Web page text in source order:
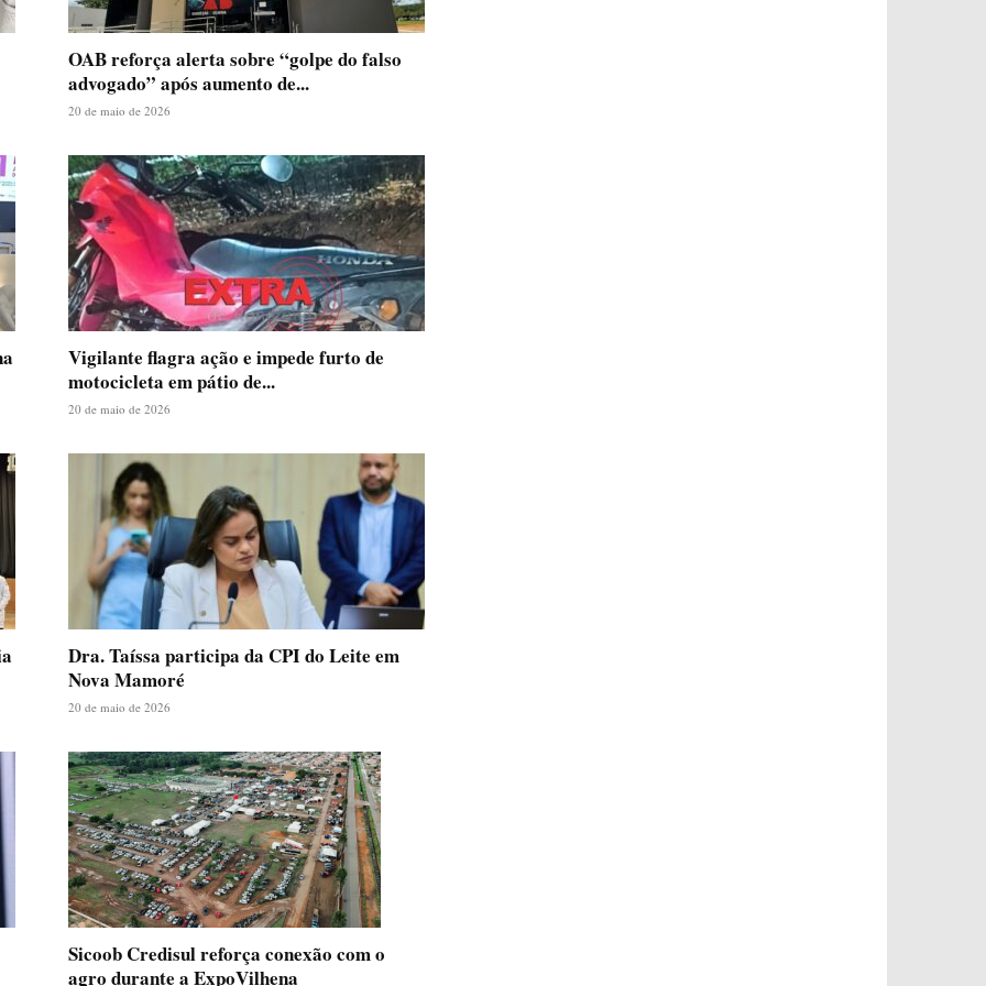
OAB reforça alerta sobre “golpe do falso
advogado” após aumento de...
20 de maio de 2026
Vigilante flagra ação e impede furto de
motocicleta em pátio de...
20 de maio de 2026
Dra. Taíssa participa da CPI do Leite em
Nova Mamoré
20 de maio de 2026
Sicoob Credisul reforça conexão com o
agro durante a ExpoVilhena